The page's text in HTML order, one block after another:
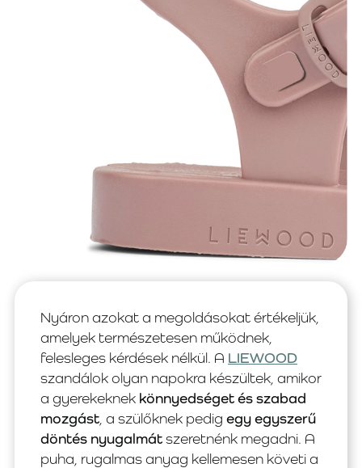
Nyáron azokat a megoldásokat értékeljük,
amelyek természetesen működnek,
felesleges kérdések nélkül. A LIEWOOD
szandálok olyan napokra készültek, amikor
a gyerekeknek könnyedséget és szabad
mozgást , a szülőknek pedig egy egyszerű
döntés nyugalmátszeretnénk megadni. A
puha, rugalmas anyag kellemesen követi a